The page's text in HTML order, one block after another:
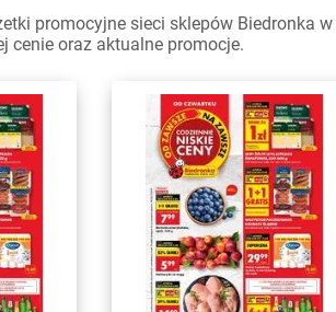
promocyjne sieci sklepów Biedronka
cenie oraz aktualne promocje.